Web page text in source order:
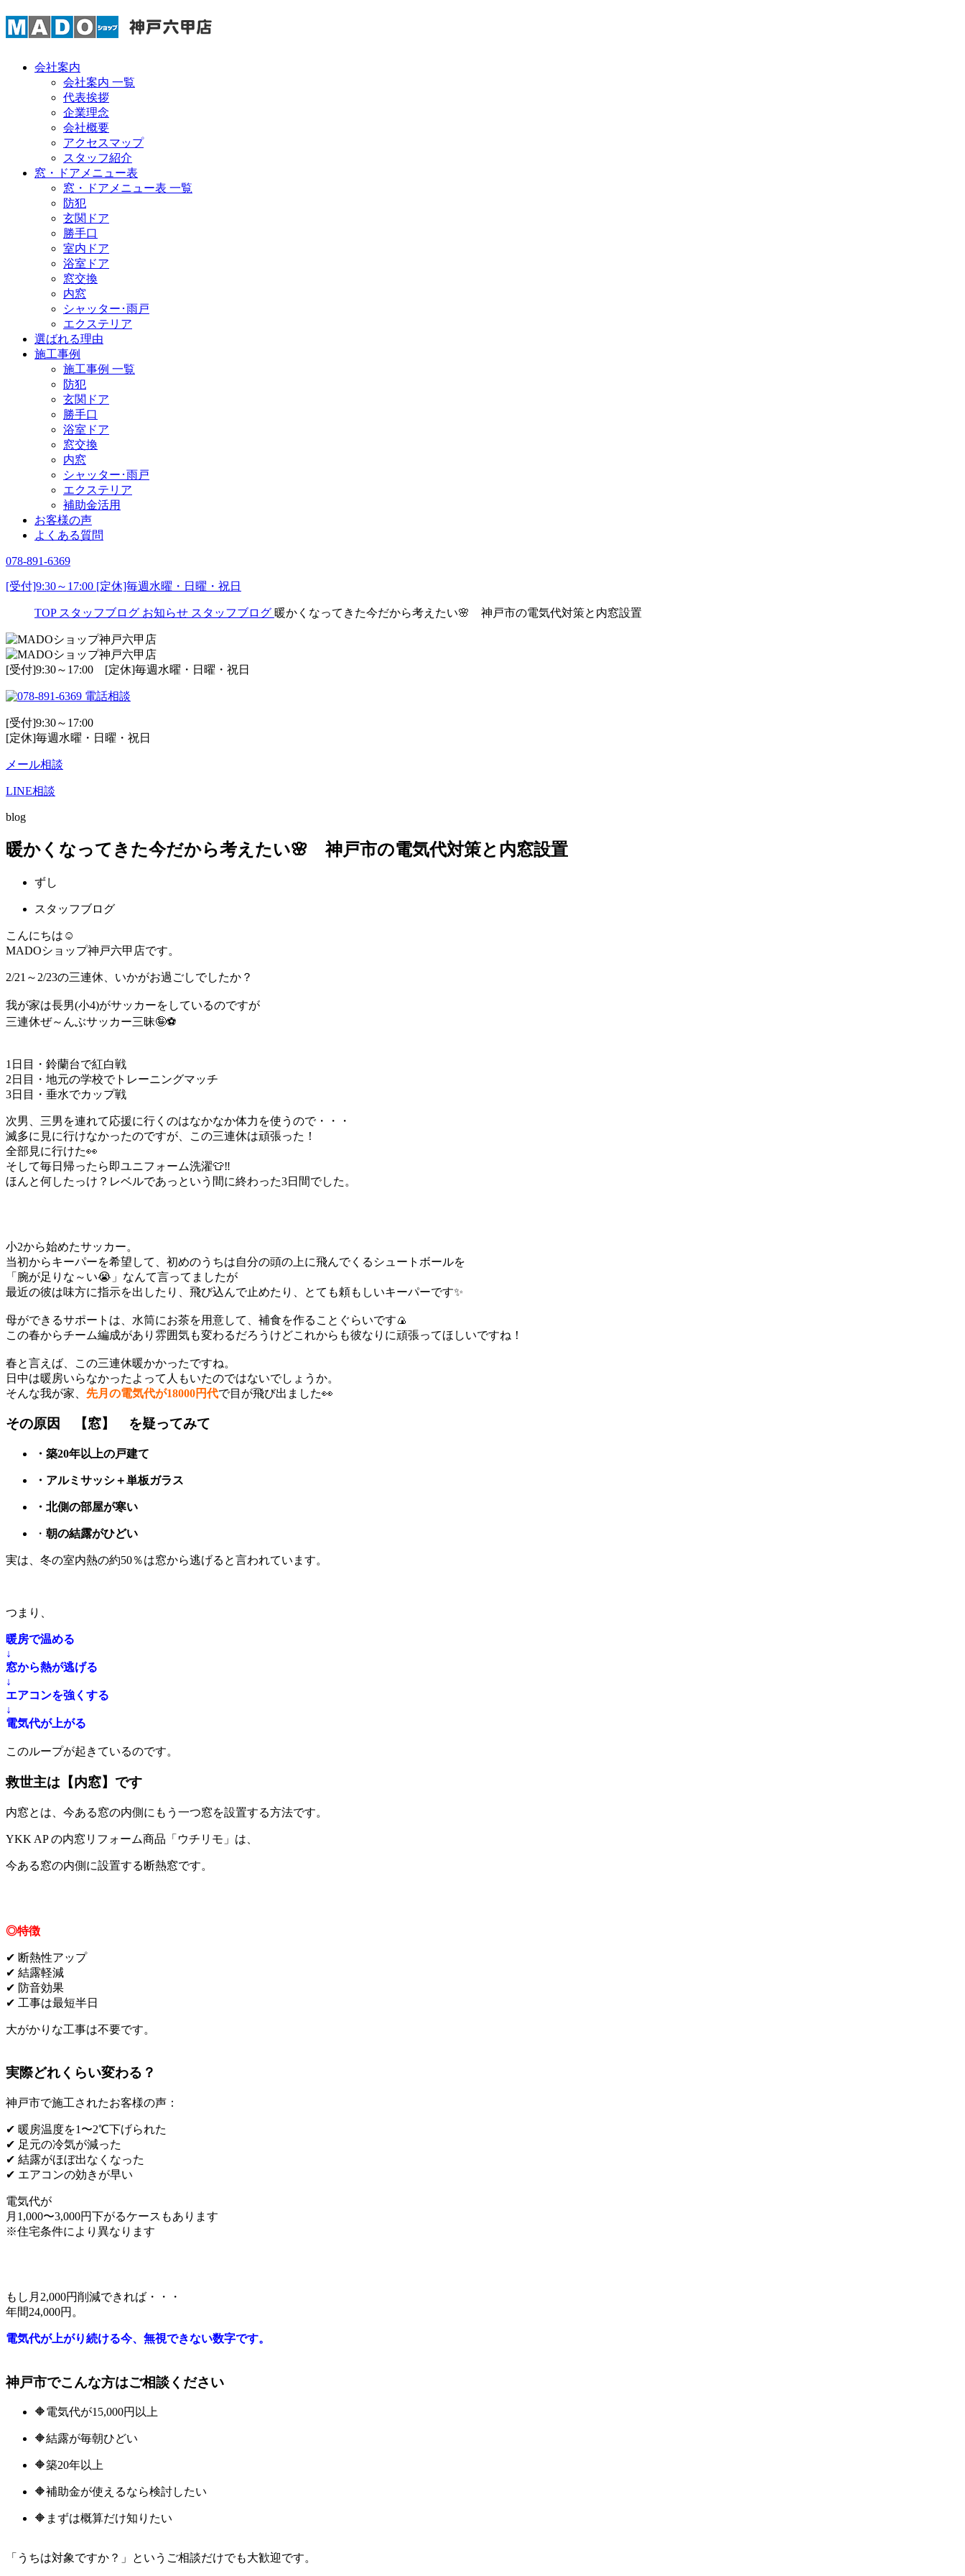
会社案内
会社案内 一覧
代表挨拶
企業理念
会社概要
アクセスマップ
スタッフ紹介
窓・ドアメニュー表
窓・ドアメニュー表 一覧
防犯
玄関ドア
勝手口
室内ドア
浴室ドア
窓交換
内窓
シャッター･雨戸
エクステリア
選ばれる理由
施工事例
施工事例 一覧
防犯
玄関ドア
勝手口
浴室ドア
窓交換
内窓
シャッター･雨戸
エクステリア
補助金活用
お客様の声
よくある質問
078-891-6369
[受付]9:30～17:00 [定休]毎週水曜・日曜・祝日
TOP スタッフブログ お知らせ スタッフブログ 暖かくなってきた今だから考えたい🌸 神戸市の電気代対策と内窓設置
[受付]9:30～17:00 [定休]毎週水曜・日曜・祝日
電話相談
[受付]9:30～17:00
[定休]毎週水曜・日曜・祝日
メール相談
LINE相談
blog
暖かくなってきた今だから考えたい🌸 神戸市の電気代対策と内窓設置
ずし
スタッフブログ
こんにちは☺
MADOショップ神戸六甲店です。
2/21～2/23の三連休、いかがお過ごしでしたか？
我が家は長男(小4)がサッカーをしているのですが
三連休ぜ～んぶサッカー三昧🤪⚽
1日目・鈴蘭台で紅白戦
2日目・地元の学校でトレーニングマッチ
3日目・垂水でカップ戦
次男、三男を連れて応援に行くのはなかなか体力を使うので・・・
滅多に見に行けなかったのですが、この三連休は頑張った！
全部見に行けた👀
そして毎日帰ったら即ユニフォーム洗濯👕‼
ほんと何したっけ？レベルであっという間に終わった3日間でした。
小2から始めたサッカー。
当初からキーパーを希望して、初めのうちは自分の頭の上に飛んでくるシュートボールを
「腕が足りな～い😭」なんて言ってましたが
最近の彼は味方に指示を出したり、飛び込んで止めたり、とても頼もしいキーパーです✨
母ができるサポートは、水筒にお茶を用意して、補食を作ることぐらいです🍙
この春からチーム編成があり雰囲気も変わるだろうけどこれからも彼なりに頑張ってほしいですね！
春と言えば、この三連休暖かかったですね。
日中は暖房いらなかったよって人もいたのではないでしょうか。
そんな我が家、 先月の電気代が18000円代で目が飛び出ました👀
その原因 【窓】 を疑ってみて
・築20年以上の戸建て
・アルミサッシ＋単板ガラス
・北側の部屋が寒い
・ 朝の結露がひどい
実は、冬の室内熱の約50％は窓から逃げると言われています。
つまり、
暖房で温める
↓
窓から熱が逃げる
↓
エアコンを強くする
↓
電気代が上がる
このループが起きているのです。
救世主は【内窓】です
内窓とは、今ある窓の内側にもう一つ窓を設置する方法です。
YKK APの内窓リフォーム商品「ウチリモ」は、
今ある窓の内側に設置する断熱窓です。
◎特徴
✔ 断熱性アップ
✔ 結露軽減
✔ 防音効果
✔ 工事は最短半日
大がかりな工事は不要です。
実際どれくらい変わる？
神戸市で施工されたお客様の声：
✔ 暖房温度を1〜2℃下げられた
✔ 足元の冷気が減った
✔ 結露がほぼ出なくなった
✔ エアコンの効きが早い
電気代が
月1,000〜3,000円下がるケースもあります
※住宅条件により異なります
もし月2,000円削減できれば・・・
年間24,000円。
電気代が上がり続ける今、無視できない数字です。
神戸市でこんな方はご相談ください
🔶電気代が15,000円以上
🔶結露が毎朝ひどい
🔶築20年以上
🔶補助金が使えるなら検討したい
🔶まずは概算だけ知りたい
「うちは対象ですか？」というご相談だけでも大歓迎です。